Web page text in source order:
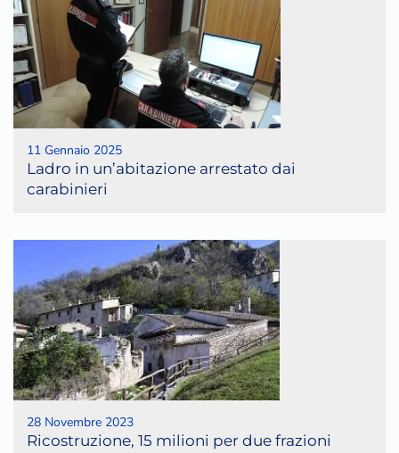
11 Gennaio 2025
Ladro in un’abitazione arrestato dai
carabinieri
28 Novembre 2023
Ricostruzione, 15 milioni per due frazioni